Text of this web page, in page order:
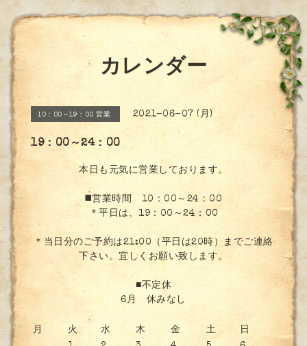
カレンダー
10：00～19：00 営業 2021-06-07 (月)
19：00～24：00
本日も元気に営業しております。
◼️営業時間 10：00～24：00
＊平日は、19：00～24：00
＊当日分のご予約は21:00（平日は20時）までご連絡
下さい。宜しくお願い致します。
■不定休
6月 休みなし
月 火 水 木 金 土
日